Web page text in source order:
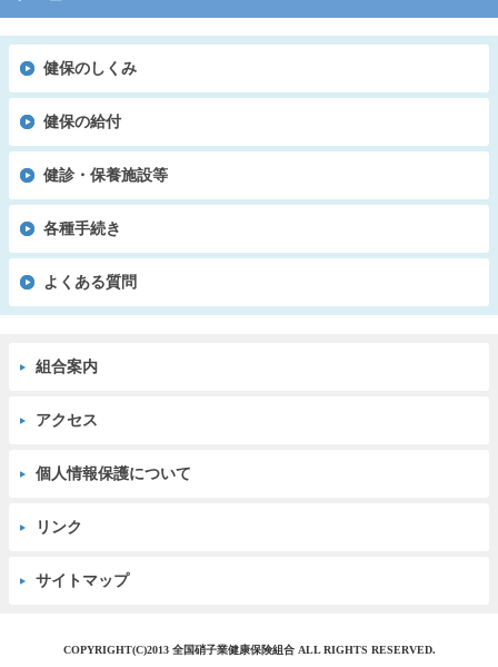
健保のしくみ
健保の給付
健診・保養施設等
各種手続き
よくある質問
組合案内
アクセス
個人情報保護について
リンク
サイトマップ
COPYRIGHT(C)2013 全国硝子業健康保険組合 ALL RIGHTS RESERVED.